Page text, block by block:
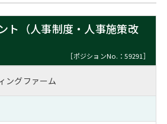
ト（人事制度・人事施策改
［ポジションNo.：59291］
ングファーム